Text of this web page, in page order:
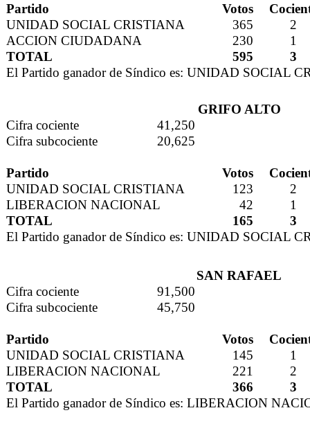
Partido Votos
UNIDAD SOCIAL CRISTIANA
365
2
ACCION CIUDADANA
230
1
TOTAL
595
3
El Partido ganador de Síndico es: UNIDAD SOCIAL
GRIFO ALTO
Cifra cociente
41,250
Cifra subcociente
20,625
Partido Votos
UNIDAD SOCIAL CRISTIANA
123
2
LIBERACION NACIONAL
42
1
TOTAL
165
3
El Partido ganador de Síndico es: UNIDAD SOCIAL
SAN RAFAEL
Cifra cociente
91,500
Cifra subcociente
45,750
Partido Votos
UNIDAD SOCIAL CRISTIANA
145
1
LIBERACION NACIONAL
221
2
TOTAL
366
3
El Partido ganador de Síndico es: LIBERACION